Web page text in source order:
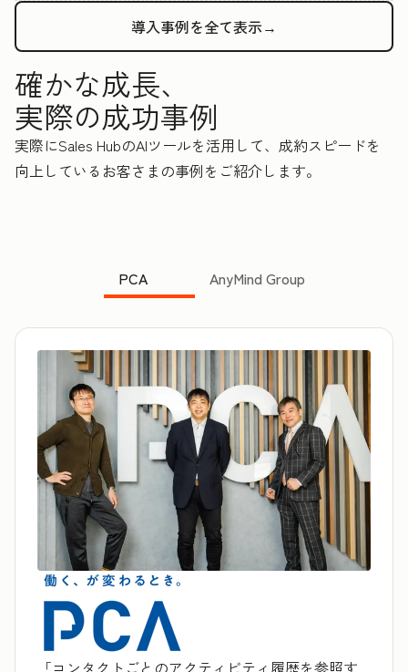
導入事例を全て表示→
確かな成長、
実際の成功事例
実際にSales HubのAIツールを活用して、成約スピードを
向上しているお客さまの事例をご紹介します。
PCA AnyMind Group
「コンタクトごとのアクティビティ履歴を参照す